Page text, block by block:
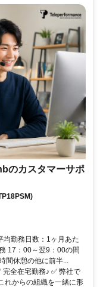
のカスタマーサポ
均勤務日数：1ヶ月あた
17：00～翌9：00の間
間休憩の他に前半...
全在宅勤務♪ ✅ 弊社で
れからの組織を一緒に形